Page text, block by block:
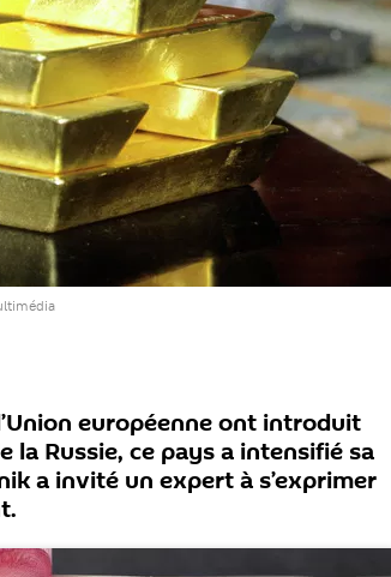
européenne ont introduit
la Russie, ce pays a intensifié sa
a invité un expert à s’exprimer